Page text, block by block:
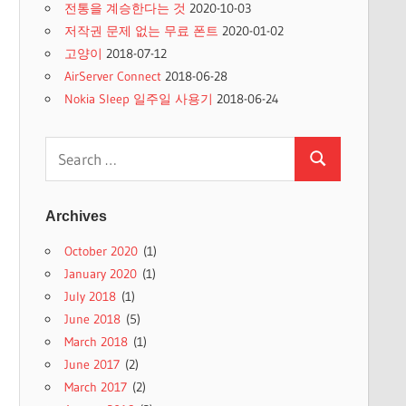
전통을 계승한다는 것 2020-10-03
저작권 문제 없는 무료 폰트 2020-01-02
고양이 2018-07-12
AirServer Connect 2018-06-28
Nokia Sleep 일주일 사용기 2018-06-24
for:
Search
Archives
October 2020(1)
January 2020(1)
July 2018(1)
June 2018(5)
March 2018(1)
June 2017(2)
March 2017(2)